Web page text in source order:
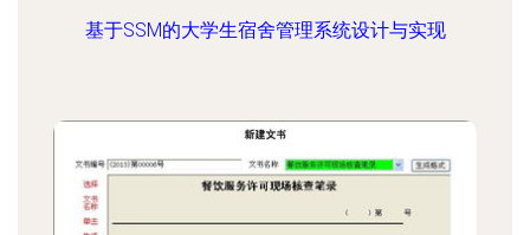
基于SSM的大学生宿舍管理系统设计与实现